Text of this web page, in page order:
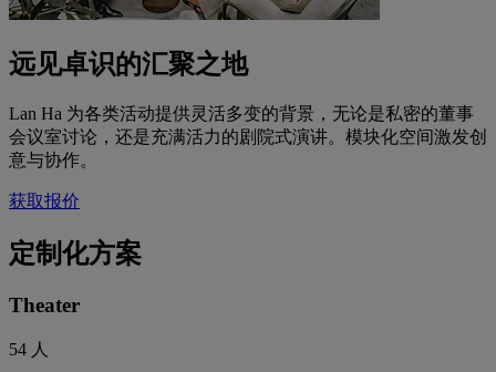
远见卓识的汇聚之地
Lan Ha 为各类活动提供灵活多变的背景，无论是私密的董事
会议室讨论，还是充满活力的剧院式演讲。模块化空间激发创
意与协作。
获取报价
定制化方案
Theater
54 人